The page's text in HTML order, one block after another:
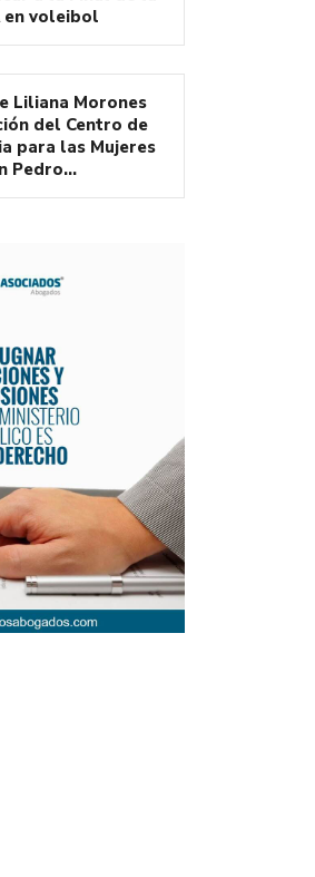
en voleibol
Liliana Morones
del Centro de
para las Mujeres
Pedro…